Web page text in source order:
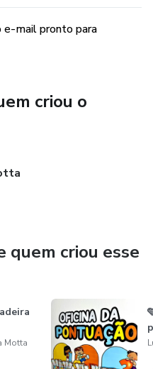
e tornar o
mail pronto para
criou o
criou esse
Motta